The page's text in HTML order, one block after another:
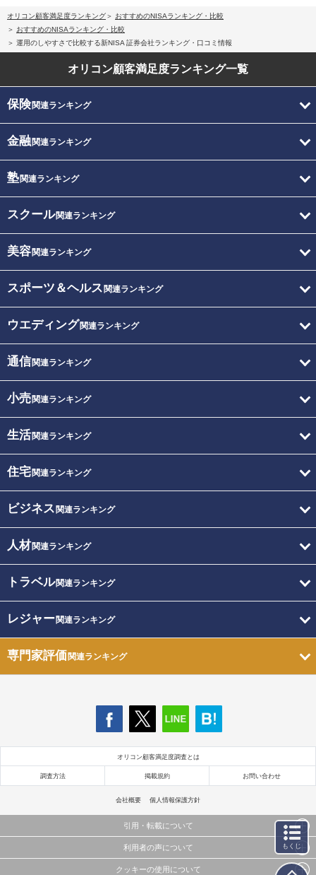
オリコン顧客満足度ランキング
おすすめのNISAランキング・比較
おすすめのNISAランキング・比較
運用のしやすさで比較する新NISA 証券会社ランキング・口コミ情報
オリコン顧客満足度ランキング一覧
保険関連ランキング
金融関連ランキング
塾関連ランキング
スクール関連ランキング
美容関連ランキング
スポーツ＆ヘルス 関連ランキング
ウエディング関連ランキング
通信関連ランキング
小売関連ランキング
生活関連ランキング
住宅関連ランキング
ビジネス 関連ランキング
人材関連ランキング
トラベル関連ランキング
レジャー関連ランキング
専門家評価関連ランキング
オリコン顧客満足度調査とは
調査方法 掲載規約 お問い合わせ
会社概要 個人情報保護方針
引用・転載について
当サイトで公開されている情報（文字、写真、イラスト、画像データ等）及びこれらの配置・
利用者の声について
当サイトに掲載している内容はすべてサービスの利用者が提出された見解・感想です。
クッキーの使用について
もくじ